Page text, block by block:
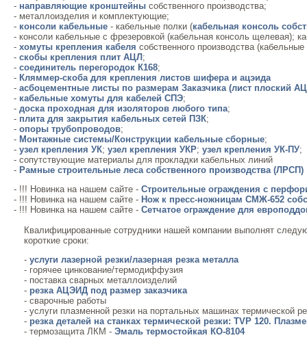
- направляющие кронштейны собственного производства;
- металлоизделия и комплектующие;
- консоли кабельные - кабельные полки (кабельная консоль
- консоли кабельные с фрезеровкой (кабельная консоль щелевая);
- хомуты крепления кабеля собственного производства
- скобы крепления плит АЦЛ ;
- соединитель перегородок К168;
- Кляммер-скоба для крепления листов шифера и ацэида
- асбоцементные листы по размерам Заказчика (лист плоский
- кабельные хомуты для кабелей СПЭ;
- доска проходная для изоляторов любого типа;
- плита для закрытия кабельных сетей ПЗК;
- опоры трубопроводов;
- Монтажные системы/Конструкции кабельные сборные;
- узел крепления УК; узел крепления УКР; узел крепления УК-ПУ;
- сопутствующие материалы для прокладки кабельных линий
- Рамные строительные леса собственного производства (ЛРСП)
- !!! Новинка на нашем сайте - Строительные ограждения с
- !!! Новинка на нашем сайте - Нож к пресс-ножницам СМЖ-652
- !!! Новинка на нашем сайте - Сетчатое ограждение для
Квалифицированные сотрудники нашей компании выполнят
короткие сроки:
- услуги лазерной резки/лазерная резка металла
- горячее цинкование/термодиффузия
- поставка сварных металлоизделий
- резка АЦЭИД под размер заказчика
- сварочные работы
- услуги плазменной резки на портальных машинах термической
- резка деталей на станках термической резки: TVP 120.
- термозащита ЛКМ - Эмаль термостойкая КО-8104